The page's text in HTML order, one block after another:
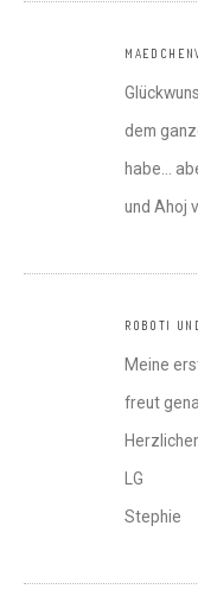
dem
habe…
und Ahoj
ROBOTI
Meine
freut
LG
Stephie